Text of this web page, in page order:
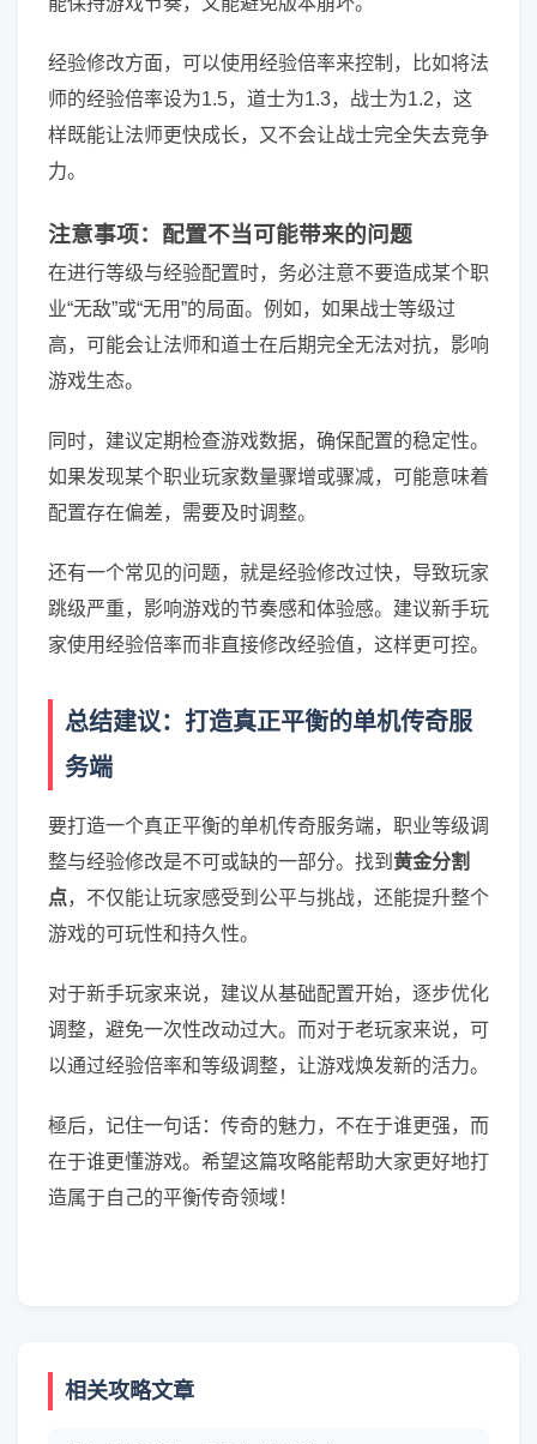
经验修改方面，可以使用经验倍率来控制，比如将法
师的经验倍率设为1.5，道士为1.3，战士为1.2，这
样既能让法师更快成长，又不会让战士完全失去竞争
力。
注意事项：配置不当可能带来的问题
在进行等级与经验配置时，务必注意不要造成某个职
业“无敌”或“无用”的局面。例如，如果战士等级过
高，可能会让法师和道士在后期完全无法对抗，影响
游戏生态。
同时，建议定期检查游戏数据，确保配置的稳定性。
如果发现某个职业玩家数量骤增或骤减，可能意味着
配置存在偏差，需要及时调整。
还有一个常见的问题，就是经验修改过快，导致玩家
跳级严重，影响游戏的节奏感和体验感。建议新手玩
家使用经验倍率而非直接修改经验值，这样更可控。
总结建议：打造真正平衡的单机传奇服
务端
要打造一个真正平衡的单机传奇服务端，职业等级调
整与经验修改是不可或缺的一部分。找到 黄金分割
点，不仅能让玩家感受到公平与挑战，还能提升整个
游戏的可玩性和持久性。
对于新手玩家来说，建议从基础配置开始，逐步优化
调整，避免一次性改动过大。而对于老玩家来说，可
以通过经验倍率和等级调整，让游戏焕发新的活力。
極后，记住一句话：传奇的魅力，不在于谁更强，而
在于谁更懂游戏。希望这篇攻略能帮助大家更好地打
造属于自己的平衡传奇领域！
相关攻略文章